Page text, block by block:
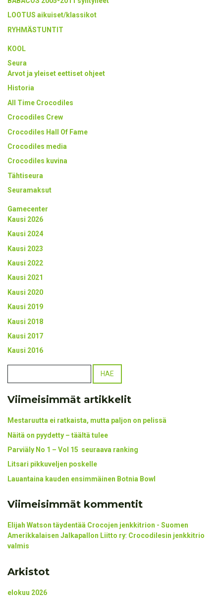
LOOTUS aikuiset/klassikot
RYHMÄSTUNTIT
KOOL
Seura
Arvot ja yleiset eettiset ohjeet
Historia
All Time Crocodiles
Crocodiles Crew
Crocodiles Hall Of Fame
Crocodiles media
Crocodiles kuvina
Tähtiseura
Seuramaksut
Gamecenter
Kausi 2026
Kausi 2024
Kausi 2023
Kausi 2022
Kausi 2021
Kausi 2020
Kausi 2019
Kausi 2018
Kausi 2017
Kausi 2016
Viimeisimmät artikkelit
Mestaruutta ei ratkaista, mutta paljon on pelissä
Näitä on pyydetty – täältä tulee
Parviäly No 1 – Vol 15 seuraava ranking
Litsari pikkuveljen poskelle
Lauantaina kauden ensimmäinen Botnia Bowl
Viimeisimmät kommentit
Elijah Watson täydentää Crocojen jenkkitrion - Suomen
Amerikkalaisen Jalkapallon Liitto ry: Crocodilesin jenkkitrio
valmis
Arkistot
elokuu 2026